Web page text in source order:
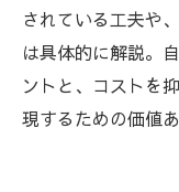
されている工夫や
は具体的に解説。
ントと、コストを
現するための価値